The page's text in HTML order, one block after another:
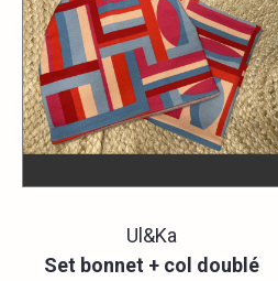
Ul&Ka
Set bonnet + col doublé